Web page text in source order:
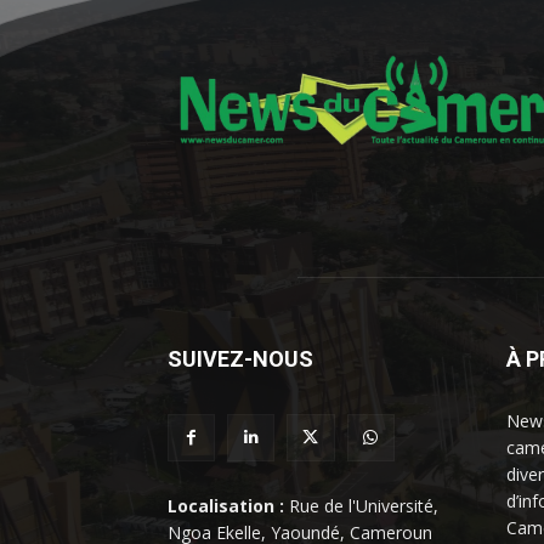
SUIVEZ-NOUS
Localisation : Rue de l'Université,
Ngoa Ekelle, Yaoundé, Cameroun
À